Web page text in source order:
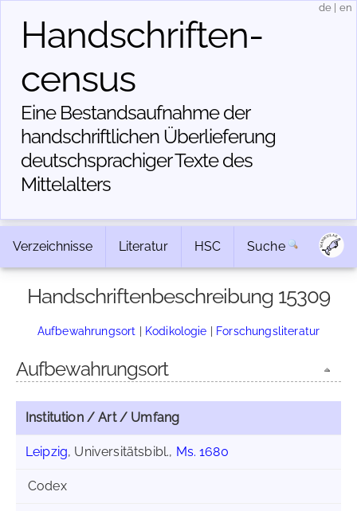
Handschriften­
census
Eine Bestandsaufnahme der
handschriftlichen Über­lieferung
deutschsprachiger Texte des
Mittelalters
de en
Verzeichnisse Literatur HSC Suche
Handschriftenbeschreibung 15309
Aufbewahrungsort | Kodikologie | Forschungsliteratur
Aufbewahrungsort
Institution / Art / Umfang
Leipzig, Universitätsbibl., Ms. 1680
Codex